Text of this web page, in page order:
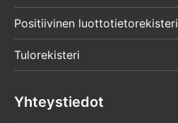
Positiivinen luottotietorekisteri
Tulorekisteri
Yhteystiedot